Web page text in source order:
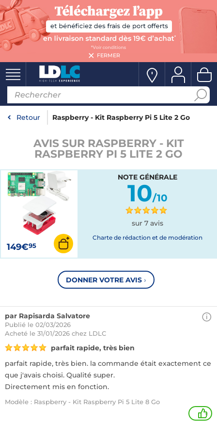
FERMER
Retour Raspberry - Kit Raspberry Pi 5 Lite 2 Go
AVIS SUR RASPBERRY - KIT
RASPBERRY PI 5 LITE 2 GO
149€95
NOTE GÉNÉRALE
10/10
sur 7 avis
Charte de rédaction et de modération
DONNER VOTRE AVIS ›
par Rapisarda Salvatore
Publié le 02/03/2026
Acheté le 31/01/2026 chez LDLC
parfait rapide, très bien
parfait rapide, très bien. la commande était exactement ce
que j'avais choisi. Qualité super.
Directement mis en fonction.
Modèle : Raspberry - Kit Raspberry Pi 5 Lite 8 Go
+